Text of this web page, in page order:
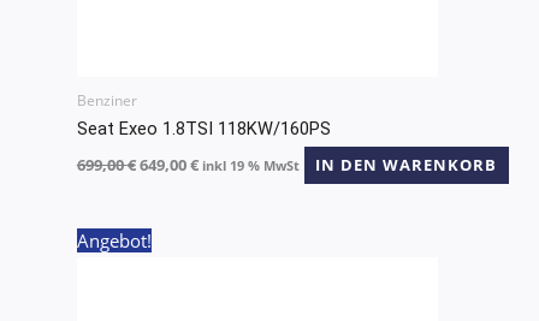
Benziner
Seat Exeo 1.8TSI 118KW/160PS
699,00€649,00€ inkl 19 % MwSt IN DEN WARENKORB
Angebot!Ursprünglicher
Preis